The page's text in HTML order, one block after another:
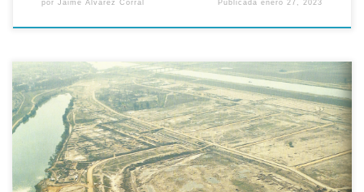
por Jaime Álvarez Corral Publicadaenero 27, 2023
Alrededor de la una de la tarde de aquel 26 de Enero de 1987,
una docena de maquinas comenzaban a rodar por la Isla de
la Cartuja cerca del Puente del Patrocinio. Con ello se
iniciaban las primeras obras de la Expo en un lunes lluvioso